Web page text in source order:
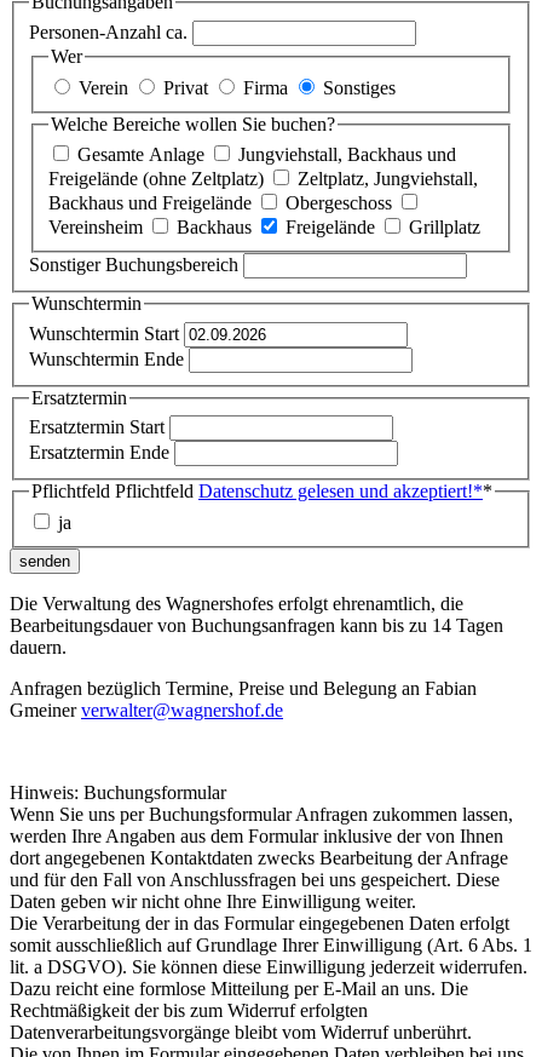
Personen-Anzahl ca.
Wer
Verein
Privat Firma
Sonstiges
Welche Bereiche wollen Sie buchen?
Gesamte Anlage
Jungviehstall, Backhaus und
Freigelände (ohne Zeltplatz)
Zeltplatz, Jungviehstall,
Backhaus und Freigelände
Obergeschoss
Vereinsheim
Backhaus Freigelände
Grillplatz
Sonstiger Buchungsbereich
Wunschtermin
Wunschtermin Start
Wunschtermin Ende
Ersatztermin
Ersatztermin Start
Ersatztermin Ende
Pflichtfeld Pflichtfeld Datenschutz gelesen und akzeptiert!**
ja
senden
Die Verwaltung des Wagnershofes erfolgt ehrenamtlich, die
Bearbeitungsdauer von Buchungsanfragen kann bis zu 14 Tagen
dauern.
Anfragen bezüglich Termine, Preise und Belegung an Fabian
Gmeinerverwalter@wagnershof.de
Hinweis: Buchungsformular
Wenn Sie uns per Buchungsformular Anfragen zukommen lassen,
werden Ihre Angaben aus dem Formular inklusive der von Ihnen
dort angegebenen Kontaktdaten zwecks Bearbeitung der Anfrage
und für den Fall von Anschlussfragen bei uns gespeichert. Diese
Daten geben wir nicht ohne Ihre Einwilligung weiter.
Die Verarbeitung der in das Formular eingegebenen Daten erfolgt
somit ausschließlich auf Grundlage Ihrer Einwilligung (Art. 6 Abs. 1
lit. a DSGVO). Sie können diese Einwilligung jederzeit widerrufen.
Dazu reicht eine formlose Mitteilung per E-Mail an uns. Die
Rechtmäßigkeit der bis zum Widerruf erfolgten
Datenverarbeitungsvorgänge bleibt vom Widerruf unberührt.